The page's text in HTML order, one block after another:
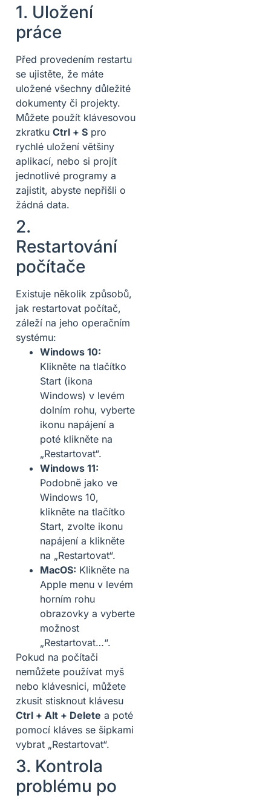
1. Uložení
práce
Před provedením restartu
se ujistěte, že máte
uložené všechny důležité
dokumenty či projekty.
Můžete použít klávesovou
zkratku Ctrl + S pro
rychlé uložení většiny
aplikací, nebo si projít
jednotlivé programy a
zajistit, abyste nepřišli o
žádná data.
2.
Restartování
počítače
Existuje několik způsobů,
jak restartovat počítač,
záleží na jeho operačním
systému:
Windows 10:
Klikněte na tlačítko
Start (ikona
Windows) v levém
dolním rohu, vyberte
ikonu napájení a
poté klikněte na
„Restartovat“.
Windows 11:
Podobně jako ve
Windows 10,
klikněte na tlačítko
Start, zvolte ikonu
napájení a klikněte
na „Restartovat“.
MacOS: Klikněte na
Apple menu v levém
horním rohu
obrazovky a vyberte
možnost
„Restartovat…“.
Pokud na počítači
nemůžete používat myš
nebo klávesnici, můžete
zkusit stisknout klávesu
Ctrl + Alt + Delete a poté
pomocí kláves se šipkami
vybrat „Restartovat“.
3. Kontrola
problému po